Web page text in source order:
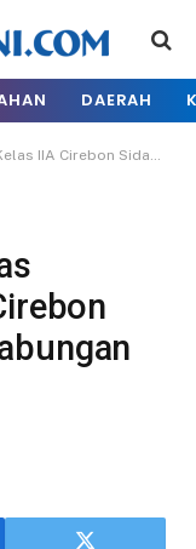
DAERAH
Hunian Gabungan bersama APH